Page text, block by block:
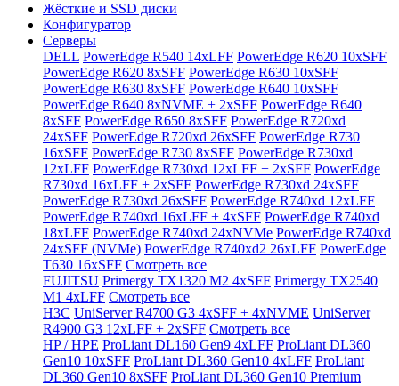
Жёсткие и SSD диски
Конфигуратор
Серверы
DELL PowerEdge R540 14xLFF PowerEdge R620 10xSFF
PowerEdge R620 8xSFF PowerEdge R630 10xSFF
PowerEdge R630 8xSFF PowerEdge R640 10xSFF
PowerEdge R640 8xNVME + 2xSFF PowerEdge R640
8xSFF PowerEdge R650 8xSFF PowerEdge R720xd
24xSFF PowerEdge R720xd 26xSFF PowerEdge R730
16xSFF PowerEdge R730 8xSFF PowerEdge R730xd
12xLFF PowerEdge R730xd 12xLFF + 2xSFF PowerEdge
R730xd 16xLFF + 2xSFF PowerEdge R730xd 24xSFF
PowerEdge R730xd 26xSFF PowerEdge R740xd 12xLFF
PowerEdge R740xd 16xLFF + 4xSFF PowerEdge R740xd
18xLFF PowerEdge R740xd 24xNVMe PowerEdge R740xd
24xSFF (NVMe) PowerEdge R740xd2 26xLFF PowerEdge
T630 16xSFF Смотреть все
FUJITSU Primergy TX1320 M2 4xSFF Primergy TX2540
M1 4xLFF Смотреть все
H3C UniServer R4700 G3 4xSFF + 4xNVME UniServer
R4900 G3 12xLFF + 2xSFF Смотреть все
HP / HPE ProLiant DL160 Gen9 4xLFF ProLiant DL360
Gen10 10xSFF ProLiant DL360 Gen10 4xLFF ProLiant
DL360 Gen10 8xSFF ProLiant DL360 Gen10 Premium